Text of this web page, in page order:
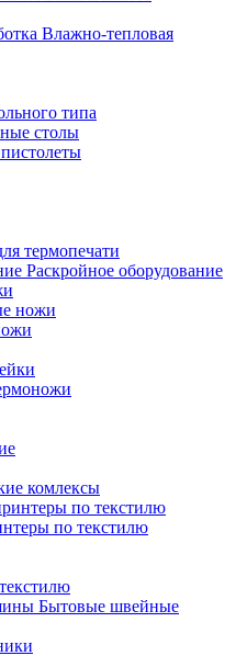
Влажно-тепловая
типа
столы
термопечати
Раскройное оборудование
ножи
комлексы
по текстилю
Бытовые швейные